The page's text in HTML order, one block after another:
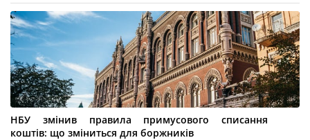
НБУ змінив правила примусового списання
коштів: що зміниться для боржників